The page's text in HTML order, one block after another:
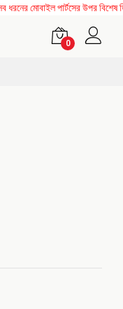
মোবাইল পার্টসের উপর
0